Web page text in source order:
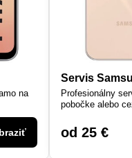
na
Servis
Profesionálny
pobočke alebo
od 25 €